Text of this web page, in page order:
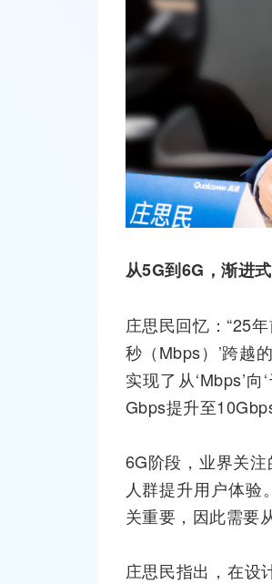
从5G到6G ，渐进
庄思民回忆：“25
秒（Mbps）’跨越
实现了从‘Mbps’
Gbps提升至
6G阶段，业界关
人群提升用户体
关重要，因此需要
庄思民指出，在设